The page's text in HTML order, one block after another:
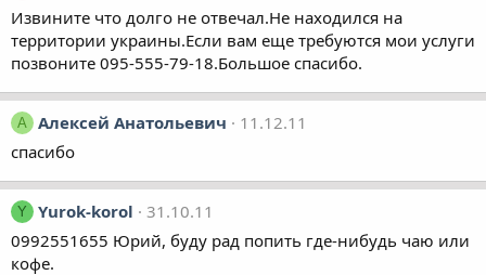
Извините что долго не отвечал.Не находился на
территории украины.Если вам еще требуются мои услуги
позвоните 095-555-79-18.Большое спасибо.
А Алексей Анатольевич
11.12.11
спасибо
Y Yurok-korol
31.10.11
0992551655 Юрий, буду рад попить где-нибудь чаю или
кофе.